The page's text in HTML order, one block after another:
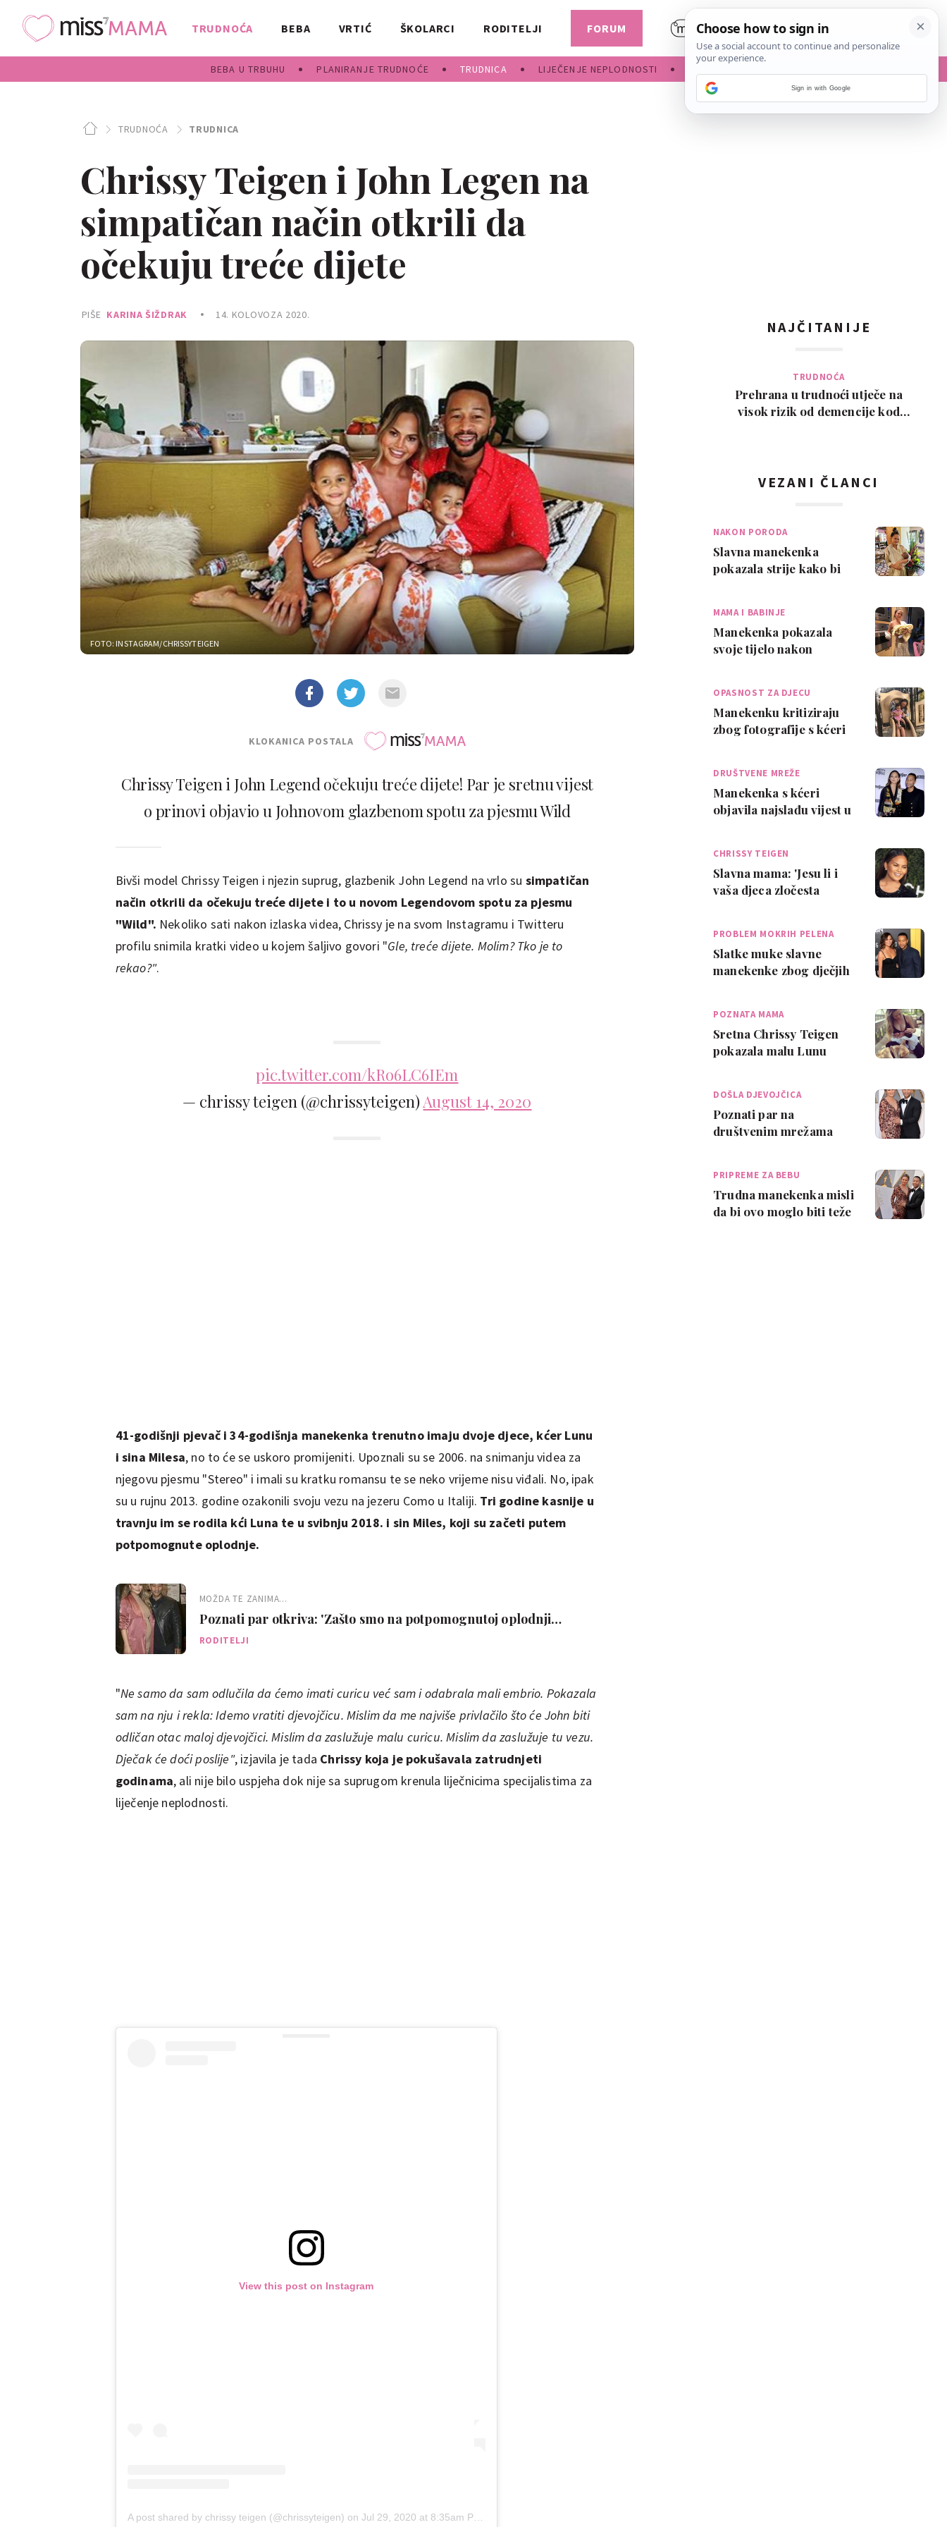
TRUDNOĆA
BEBA U TRBUHU PLANIRANJE TRUDNOĆE TRUDNICA LIJEČENJE NEPLODNOSTI
BEBA VRTIĆ ŠKOLARCI RODITELJI FORUM
TRUDNOĆA TRUDNICA
Chrissy Teigen i John Legen na
simpatičan način otkrili da
očekuju treće dijete
PIŠE KARINA ŠIŽDRAK 14. KOLOVOZA 2020.
FOTO: INSTAGRAM/CHRISSYTEIGEN
KLOKANICA POSTALA
Chrissy Teigen i John Legend očekuju treće dijete! Par je sretnu vijest
o prinovi objavio u Johnovom glazbenom spotu za pjesmu Wild
Bivši model Chrissy Teigen i njezin suprug, glazbenik John Legend na vrlo su simpatičan
način otkrili da očekuju treće dijete i to u novom Legendovom spotu za pjesmu
"Wild". Nekoliko sati nakon izlaska videa, Chrissy je na svom Instagramu i Twitteru
profilu snimila kratki video u kojem šaljivo govori "Gle, treće dijete. Molim? Tko je to
rekao?".
pic.twitter.com/kRo6LC6IEm
— chrissy teigen (@chrissyteigen)August 14, 2020
41-godišnji pjevač i 34-godišnja manekenka trenutno imaju dvoje djece, kćer Lunu
i sina Milesa, no to će se uskoro promijeniti. Upoznali su se 2006. na snimanju videa za
njegovu pjesmu "Stereo" i imali su kratku romansu te se neko vrijeme nisu viđali. No, ipak
su u rujnu 2013. godine ozakonili svoju vezu na jezeru Como u Italiji. Tri godine kasnije u
travnju im se rodila kći Luna te u svibnju 2018. i sin Miles, koji su začeti putem
potpomognute oplodnje.
MOŽDA TE ZANIMA...
Poznati par otkriva: 'Zašto smo na potpomognutoj oplodnji
izabrali spol djeteta?'
RODITELJI
"Ne samo da sam odlučila da ćemo imati curicu već sam i odabrala mali embrio. Pokazala
sam na nju i rekla: Idemo vratiti djevojčicu. Mislim da me najviše privlačilo što će John biti
odličan otac maloj djevojčici. Mislim da zaslužuje malu curicu. Mislim da zaslužuje tu vezu.
Dječak će doći poslije", izjavila je tada Chrissy koja je pokušavala zatrudnjeti
godinama, ali nije bilo uspjeha dok nije sa suprugom krenula liječnicima specijalistima za
liječenje neplodnosti.
View this post on Instagram
A post shared by chrissy teigen (@chrissyteigen) on Jul 29, 2020 at 8:35am PDT
NAJČITANIJE
TRUDNOĆA
Prehrana u trudnoći utječe na
visok rizik od demencije kod
VEZANI ČLANCI
NAKON PORODA
Slavna manekenka
pokazala strije kako bi
MAMA I BABINJE
Manekenka pokazala
svoje tijelo nakon
OPASNOST ZA DJECU
Manekenku kritiziraju
zbog fotografije s kćeri
DRUŠTVENE MREŽE
Manekenka s kćeri
objavila najslađu vijest u
CHRISSY TEIGEN
Slavna mama: 'Jesu li i
vaša djeca zločesta
PROBLEM MOKRIH PELENA
Slatke muke slavne
manekenke zbog dječjih
POZNATA MAMA
Sretna Chrissy Teigen
pokazala malu Lunu
DOŠLA DJEVOJČICA
Poznati par na
društvenim mrežama
PRIPREME ZA BEBU
Trudna manekenka misli
da bi ovo moglo biti teže
Sign in with Google